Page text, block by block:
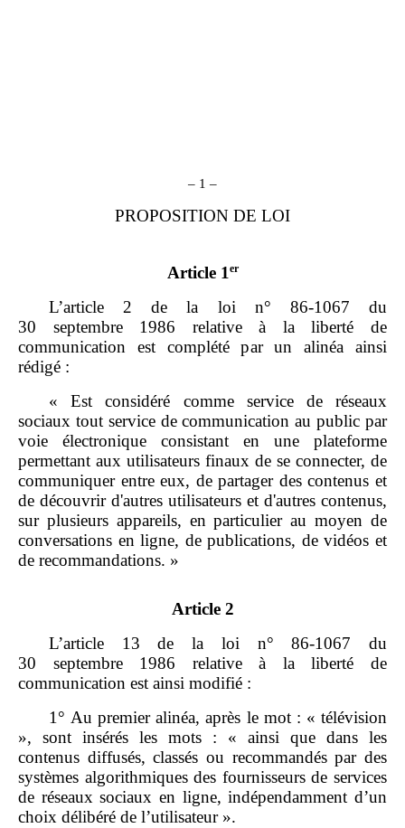
– 1 –
PROPOSITION DE LOI
Article 1er
L’article 2 de la loi n° 86-1067 du
30 septembre 1986 relative à la liberté de
communication est complété par un alinéa ainsi
rédigé :
« Est considéré comme service de réseaux
sociaux tout service de communication au public par
voie électronique consistant en une plateforme
permettant aux utilisateurs finaux de se connecter, de
communiquer entre eux, de partager des contenus et
de découvrir d'autres utilisateurs et d'autres contenus,
sur plusieurs appareils, en particulier au moyen de
conversations en ligne, de publications, de vidéos et
de recommandations. »
Article 2
L’article 13 de la loi n° 86-1067 du
30 septembre 1986 relative à la liberté de
communication est ainsi modifié :
1° Au premier alinéa, après le mot : « télévision
», sont insérés les mots : « ainsi que dans les
contenus diffusés, classés ou recommandés par des
systèmes algorithmiques des fournisseurs de services
de réseaux sociaux en ligne, indépendamment d’un
choix délibéré de l’utilisateur ».